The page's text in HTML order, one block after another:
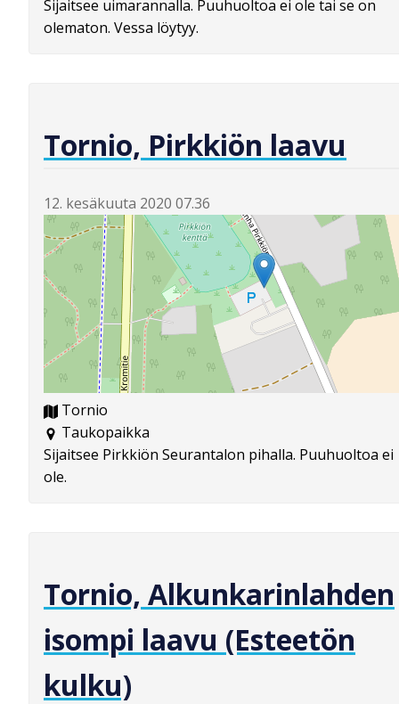
Sijaitsee uimarannalla. Puuhuoltoa ei ole tai se on
olematon. Vessa löytyy.
Tornio, Pirkkiön laavu
12. kesäkuuta 2020 07.36
Tornio
Taukopaikka
Sijaitsee Pirkkiön Seurantalon pihalla. Puuhuoltoa ei
ole.
Tornio, Alkunkarinlahden
isompi laavu (Esteetön
kulku)